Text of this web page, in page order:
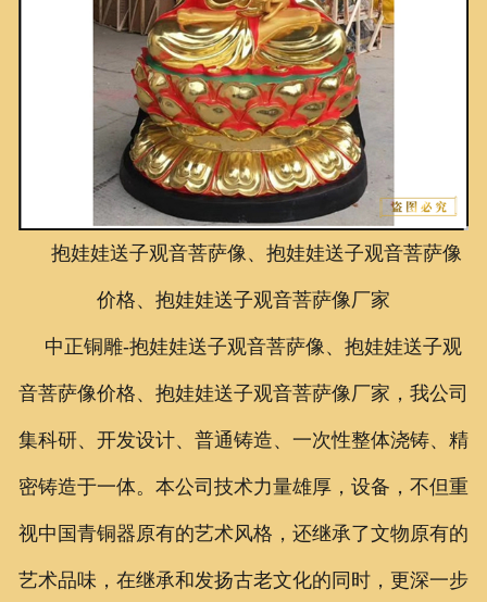
荣誉资质
泥塑鉴赏
联系我们
抱娃娃送子观音菩萨像、抱娃娃送子观音菩萨像
价格、抱娃娃送子观音菩萨像厂家
中正铜雕-抱娃娃送子观音菩萨像、 抱娃娃送子观
音菩萨像价格、 抱娃娃送子观音菩萨像厂家 ，我公司
集科研、开发设计、普通铸造、一次性整体浇铸、精
密铸造于一体。本公司技术力量雄厚，设备，不但重
视中国青铜器原有的艺术风格，还继承了文物原有的
艺术品味，在继承和发扬古老文化的同时，更深一步